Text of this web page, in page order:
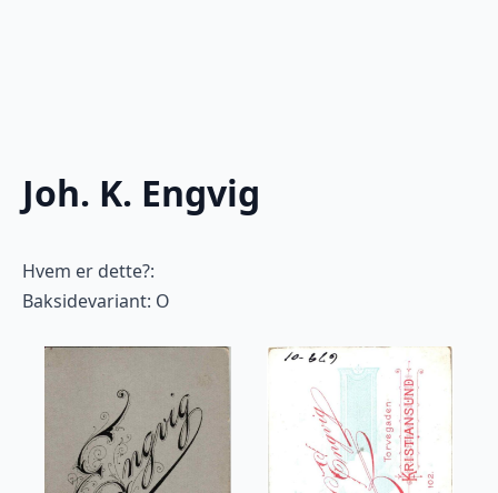
Joh. K. Engvig
Hvem er dette?:
Baksidevariant: O